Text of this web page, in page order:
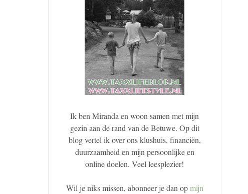
Ik ben Miranda en woon samen met mijn
gezin aan de rand van de Betuwe. Op dit
blog vertel ik over ons klushuis, financiën,
duurzaamheid en mijn persoonlijke en
online doelen. Veel leesplezier!
Wil je niks missen, abonneer je dan opmijn